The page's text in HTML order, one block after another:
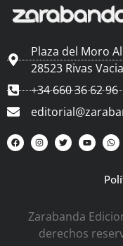
Plaza del Moro
28523 Rivas
+34 660 36 62 96
Zarabanda
derechos